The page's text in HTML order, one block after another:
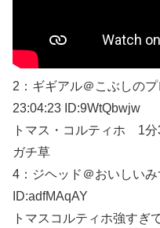
2： ギギアル＠こぶしのプ
23:04:23 ID:9WtQbwjw
トマス・コルティホ 1分
ガチ草
4： ジヘッド＠おいしいみ
ID:adfMAqAY
トマスコルティホ強すぎ